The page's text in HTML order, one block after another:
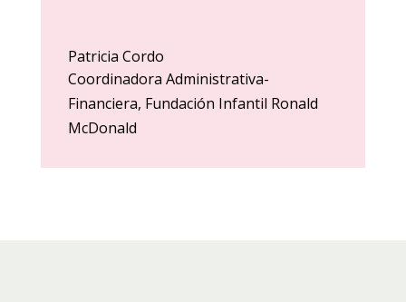
Patricia Cordo
Coordinadora Administrativa-
Financiera, Fundación Infantil Ronald
McDonald